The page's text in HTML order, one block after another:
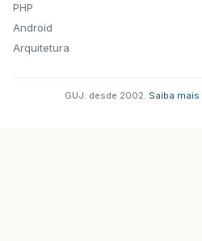
PHP
Android
Arquitetura
GUJ: desde 2002. Saiba mais